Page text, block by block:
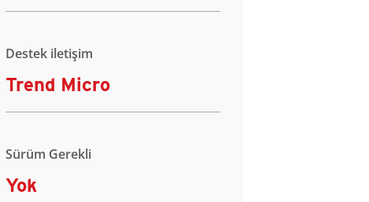
Destek iletişim
Trend Micro
Sürüm Gerekli
Yok